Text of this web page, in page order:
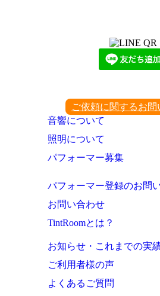
ご依頼に関するお問
音響について
照明について
パフォーマー募集
パフォーマー登録のお問
お問い合わせ
TintRoomとは？
お知らせ・これまでの実
ご利用者様の声
よくあるご質問